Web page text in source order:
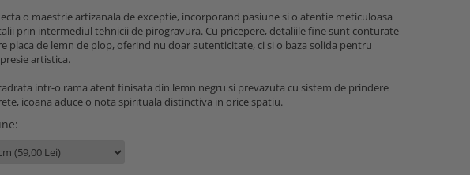
o maestrie artizanala de exceptie, incorporand pasiune si o atentie meticuloasa
prin intermediul tehnicii de pirogravura. Cu pricepere, detaliile fine sunt conturate
placa de lemn de plop, oferind nu doar autenticitate, ci si o baza solida pentru
artistica.
intr-o rama atent finisata din lemn negru si prevazuta cu sistem de prindere
icoana aduce o nota spirituala distinctiva in orice spatiu.
: